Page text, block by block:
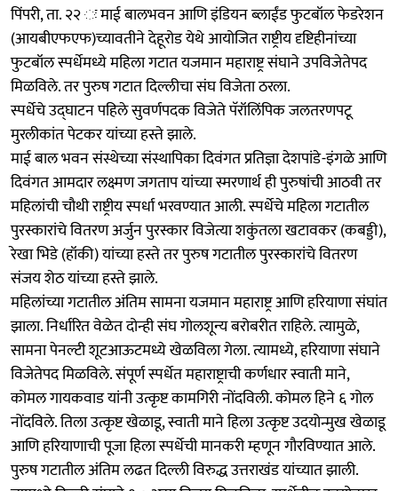
पिंपरी, ता. २२ ः माई बालभवन आणि इंडियन ब्लाईंड फुटबॉल फेडरेशन
(आयबीएफएफ)च्यावतीने देहूरोड येथे आयोजित राष्ट्रीय दृष्टिहीनांच्या
फुटबॉल स्पर्धेमध्ये महिला गटात यजमान महाराष्ट्र संघाने उपविजेतेपद
मिळविले. तर पुरुष गटात दिल्लीचा संघ विजेता ठरला.
स्पर्धेचे उद्‍घाटन पहिले सुवर्णपदक विजेते पॅरॉलिंपिक जलतरणपटू
मुरलीकांत पेटकर यांच्या हस्ते झाले.
माई बाल भवन संस्थेच्या संस्थापिका दिवंगत प्रतिज्ञा देशपांडे-इंगळे आणि
दिवंगत आमदार लक्ष्मण जगताप यांच्या स्मरणार्थ ही पुरुषांची आठवी तर
महिलांची चौथी राष्ट्रीय स्पर्धा भरवण्यात आली. स्पर्धेचे महिला गटातील
पुरस्कारांचे वितरण अर्जुन पुरस्कार विजेत्या शकुंतला खटावकर (कबड्डी),
रेखा भिडे (हॉकी) यांच्या हस्ते तर पुरुष गटातील पुरस्कारांचे वितरण
संजय शेठ यांच्या हस्ते झाले.
महिलांच्या गटातील अंतिम सामना यजमान महाराष्ट्र आणि हरियाणा संघांत
झाला. निर्धारित वेळेत दोन्ही संघ गोलशून्य बरोबरीत राहिले. त्यामुळे,
सामना पेनल्टी शूटआऊटमध्ये खेळविला गेला. त्यामध्ये, हरियाणा संघाने
विजेतेपद मिळविले. संपूर्ण स्पर्धेत महाराष्ट्राची कर्णधार स्वाती माने,
कोमल गायकवाड यांनी उत्कृष्ट कामगिरी नोंदविली. कोमल हिने ६ गोल
नोंदविले. तिला उत्कृष्ट खेळाडू, स्वाती माने हिला उत्कृष्ट उदयोन्मुख खेळाडू
आणि हरियाणाची पूजा हिला स्पर्धेची मानकरी म्हणून गौरविण्यात आले.
पुरुष गटातील अंतिम लढत दिल्ली विरुद्ध उत्तराखंड यांच्यात झाली.